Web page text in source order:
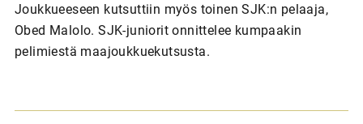
Joukkueeseen kutsuttiin myös toinen SJK:n pelaaja,
Obed Malolo. SJK-juniorit onnittelee kumpaakin
pelimiestä maajoukkuekutsusta.